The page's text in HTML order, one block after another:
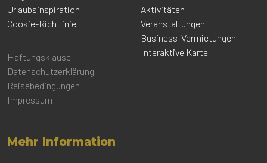
Urlaubsinspiration
Cookie-Richtlinie
Haftungsklausel
Datenschutzerklärung
Reisebedingungen
Impressum
Aktivitäten
Veranstaltungen
Business-Vermietungen
Interaktive Karte
Mehr Information